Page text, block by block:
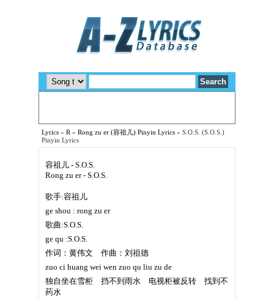
Lyrics » R » Rong zu er (容祖儿) Pinyin Lyrics » S.O.S. (S.O.S.)
Pinyin Lyrics
容祖儿 - S.O.S.
Rong zu er - S.O.S.
歌手:容祖儿
ge shou : rong zu er
歌曲:S.O.S.
ge qu :S.O.S.
作词：黄伟文 作曲：刘祖德
zuo ci huang wei wen zuo qu liu zu de
独自坐在雪柜 挡不到雨水 电视柜被反转 找到不
药水